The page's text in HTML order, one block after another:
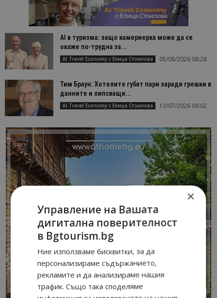
AI в туризма: защо камериерка може да се
окаже по-трудна за...
AI Travel Economy с Елица Стоилова 05/08/2026 08:28
Тим Браун: Хотелите губят пари заради грешки в
данните и липсващи...
AI Travel Economy с Елица Стоилова 13/07/2026 09:02
×
Управление на Вашата
дигитална поверителност
в Bgtourism.bg
Ние използваме бисквитки, за да
персонализираме съдържанието,
рекламите и да анализираме нашия
трафик. Също така споделяме